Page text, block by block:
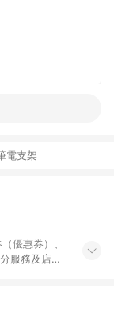
電支架
書，請詳閱